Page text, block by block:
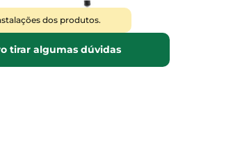
dos produtos.
tirar algumas dúvidas